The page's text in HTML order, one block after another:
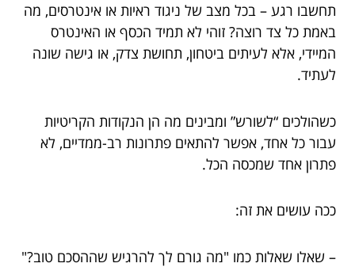
תחשבו רגע – בכל מצב של ניגוד ראיות או אינטרסים, מה
באמת כל צד רוצה? זוהי לא תמיד הכסף או האינטרס
המיידי, אלא לעיתים ביטחון, תחושת צדק, או גישה שונה
לעתיד.
כשהולכים “לשורש” ומבינים מה הן הנקודות הקריטיות
עבור כל אחד, אפשר להתאים פתרונות רב-ממדיים, לא
פתרון אחד שמכסה הכל.
ככה עושים את זה:
– שאלו שאלות כמו "מה גורם לך להרגיש שההסכם טוב?"